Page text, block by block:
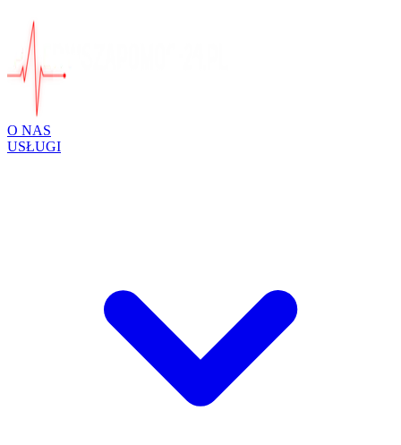
O NAS
USŁUGI